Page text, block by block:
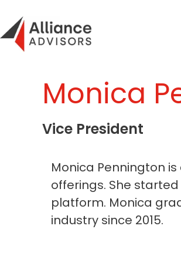
content
Monica
Vice President
Monica Pennington
offerings. She
platform. Monica
industry since 2015.